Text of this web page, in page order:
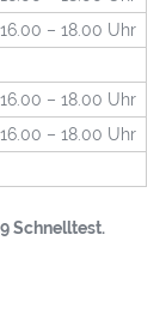
16.00 – 18.00 Uhr
16.00 – 18.00 Uhr
16.00 – 18.00 Uhr
Schnelltest.